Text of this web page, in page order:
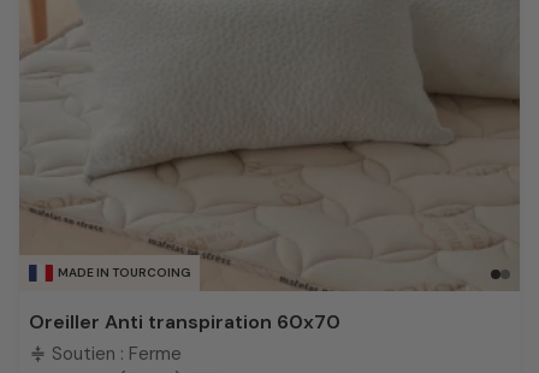
MADE IN TOURCOING
Oreiller Anti transpiration 60x70
compress Soutien : Ferme